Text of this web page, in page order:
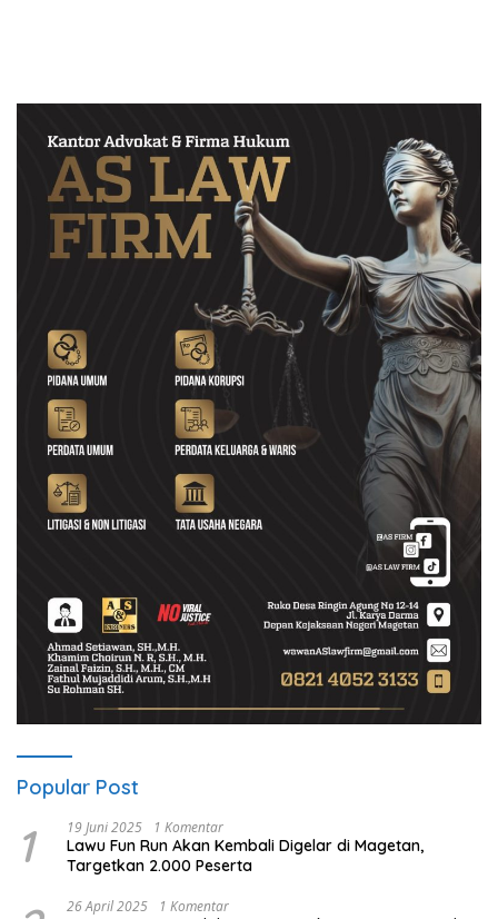
Popular Post
1 19 Juni 2025 1 Komentar
Lawu Fun Run Akan Kembali Digelar di Magetan,
Targetkan 2.000 Peserta
26 April 2025 1 Komentar